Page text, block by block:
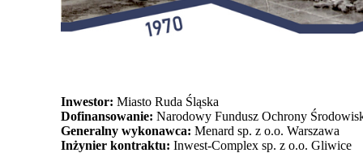
Inwestor: Miasto Ruda Śląska
Dofinansowanie: Narodowy Fundusz Ochrony
Generalny wykonawca: Menard sp. z o.o. Warszawa
Inżynier kontraktu: Inwest-Complex sp. z o.o. Gliwice